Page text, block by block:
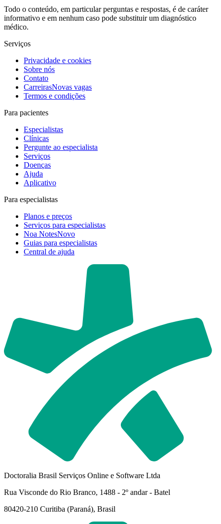
Todo o conteúdo, em particular perguntas e respostas, é de caráter
informativo e em nenhum caso pode substituir um diagnóstico
médico.
Serviços
Privacidade e cookies
Sobre nós
Contato
CarreirasNovas vagas
Termos e condições
Para pacientes
Especialistas
Clínicas
Pergunte ao especialista
Serviços
Doenças
Ajuda
Aplicativo
Para especialistas
Planos e preços
Serviços para especialistas
Noa NotesNovo
Guias para especialistas
Central de ajuda
Doctoralia Brasil Serviços Online e Software Ltda
Rua Visconde do Rio Branco, 1488 - 2º andar - Batel
80420-210 Curitiba (Paraná), Brasil